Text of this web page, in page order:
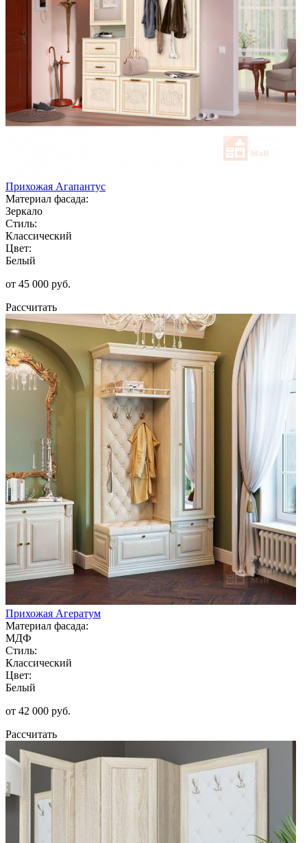
Прихожая Агапантус
Материал фасада:
Зеркало
Стиль:
Классический
Цвет:
Белый
от 45 000 руб.
Рассчитать
Прихожая Агератум
Материал фасада:
МДФ
Стиль:
Классический
Цвет:
Белый
от 42 000 руб.
Рассчитать